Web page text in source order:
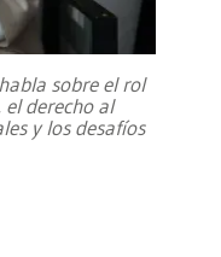
sobre el rol
derecho al
y los desafíos